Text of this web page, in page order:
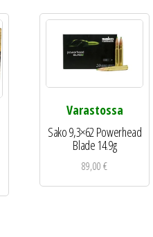
Varastossa
Sako 9,3×62 Powerhead
Blade 14.9g
89,00€